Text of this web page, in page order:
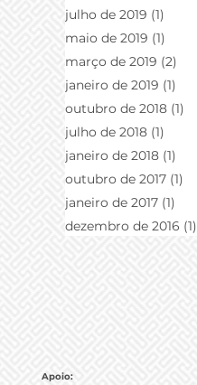
julho de 2019 (1)
maio de 2019 (1)
março de 2019 (2)
janeiro de 2019 (1)
outubro de 2018 (1)
julho de 2018 (1)
janeiro de 2018 (1)
outubro de 2017 (1)
janeiro de 2017 (1)
dezembro de 2016 (1)
Apoio: